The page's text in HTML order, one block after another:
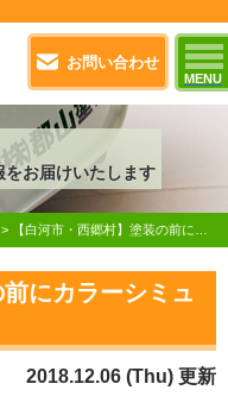
お問い合わせ
MENU
お届けいたします
> 【白河市・西郷村】塗装の前にカラーシミュレーションを！(南郷)
にカラーシミュ
2018.12.06 (Thu) 更新